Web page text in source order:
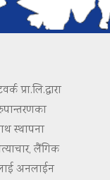
प्रा.लि.द्वारा
स्थापना
लैंगिक
अनलाईन